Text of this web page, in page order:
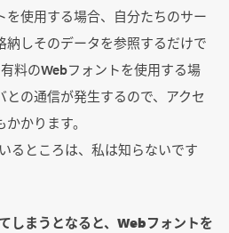
を使用する場合、自分たちのサー
納しそのデータを参照するだけで
料のWebフォントを使用する場
の通信が発生するので、アクセ
かります。
るところは、私は知らないです
しまうとなると、Webフォントを